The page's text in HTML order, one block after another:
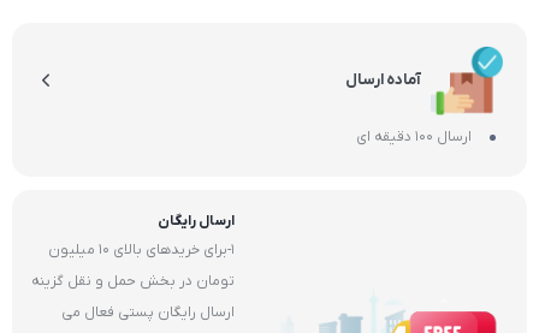
آماده ارسال
ارسال 100 دقیقه ای
ارسال رایگان
1-برای خریدهای بالای 10 میلیون
تومان در بخش حمل و نقل گزینه
ارسال رایگان پستی فعال می